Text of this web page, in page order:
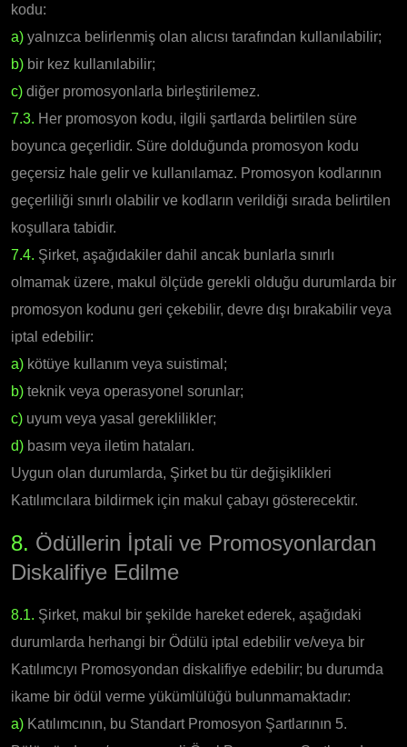
kodu:
a) yalnızca belirlenmiş olan alıcısı tarafından kullanılabilir;
b) bir kez kullanılabilir;
c) diğer promosyonlarla birleştirilemez.
7.3. Her promosyon kodu, ilgili şartlarda belirtilen süre
boyunca geçerlidir. Süre dolduğunda promosyon kodu
geçersiz hale gelir ve kullanılamaz. Promosyon kodlarının
geçerliliği sınırlı olabilir ve kodların verildiği sırada belirtilen
koşullara tabidir.
7.4. Şirket, aşağıdakiler dahil ancak bunlarla sınırlı
olmamak üzere, makul ölçüde gerekli olduğu durumlarda bir
promosyon kodunu geri çekebilir, devre dışı bırakabilir veya
iptal edebilir:
a) kötüye kullanım veya suistimal;
b) teknik veya operasyonel sorunlar;
c) uyum veya yasal gereklilikler;
d) basım veya iletim hataları.
Uygun olan durumlarda, Şirket bu tür değişiklikleri
Katılımcılara bildirmek için makul çabayı gösterecektir.
8. Ödüllerin İptali ve Promosyonlardan
Diskalifiye Edilme
8.1. Şirket, makul bir şekilde hareket ederek, aşağıdaki
durumlarda herhangi bir Ödülü iptal edebilir ve/veya bir
Katılımcıyı Promosyondan diskalifiye edebilir; bu durumda
ikame bir ödül verme yükümlülüğü bulunmamaktadır:
a) Katılımcının, bu Standart Promosyon Şartlarının 5.